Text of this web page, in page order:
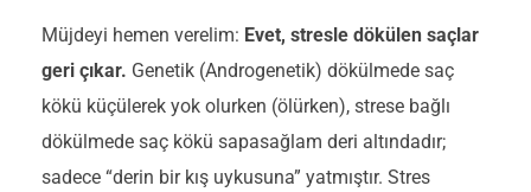
Müjdeyi hemen verelim: Evet, stresle dökülen saçlar
geri çıkar. Genetik (Androgenetik) dökülmede saç
kökü küçülerek yok olurken (ölürken), strese bağlı
dökülmede saç kökü sapasağlam deri altındadır;
sadece “derin bir kış uykusuna” yatmıştır. Stres